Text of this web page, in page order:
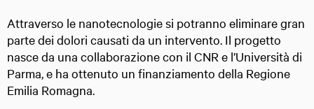
Attraverso le nanotecnologie si potranno eliminare gran
parte dei dolori causati da un intervento. Il progetto
nasce da una collaborazione con il CNR e l’Università di
Parma, e ha ottenuto un finanziamento della Regione
Emilia Romagna.